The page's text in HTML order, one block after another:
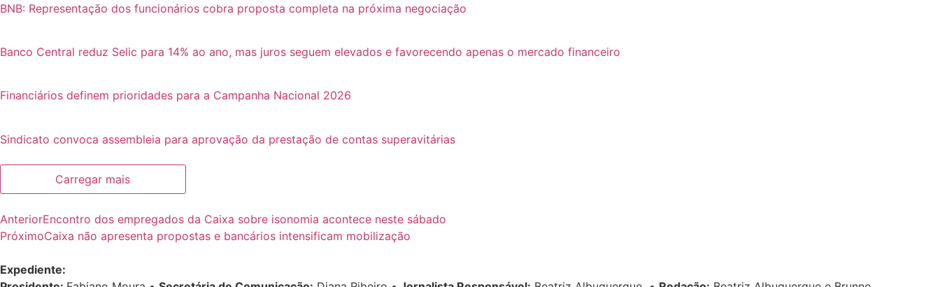
BNB: Representação dos funcionários cobra proposta completa na próxima negociação
Banco Central reduz Selic para 14% ao ano, mas juros seguem elevados e favorecendo apenas o mercado financeiro
Financiários definem prioridades para a Campanha Nacional 2026
Sindicato convoca assembleia para aprovação da prestação de contas superavitárias
Carregar mais
AnteriorEncontro dos empregados da Caixa sobre isonomia acontece neste sábado
PróximoCaixa não apresenta propostas e bancários intensificam mobilização
Expediente: